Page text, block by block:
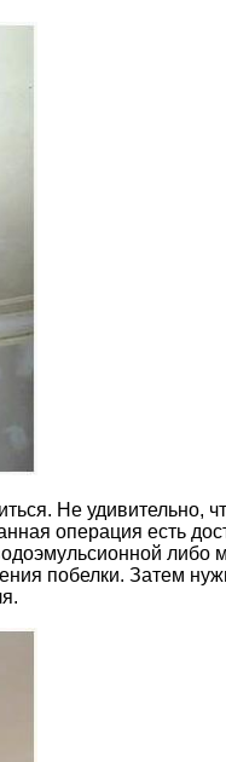
Не удивительно,
операция есть
побелки. Затем